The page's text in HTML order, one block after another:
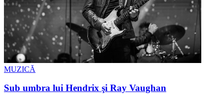
MUZICĂ
Sub umbra lui Hendrix şi Ray Vaughan